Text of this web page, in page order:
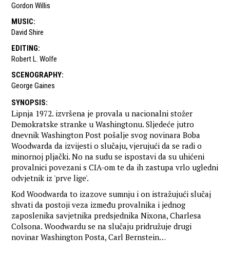
Gordon Willis
MUSIC:
David Shire
EDITING:
Robert L. Wolfe
SCENOGRAPHY:
George Gaines
SYNOPSIS:
Lipnja 1972. izvršena je provala u nacionalni stožer
Demokratske stranke u Washingtonu. Sljedeće jutro
dnevnik Washington Post pošalje svog novinara Boba
Woodwarda da izvijesti o slučaju, vjerujući da se radi o
minornoj pljački. No na sudu se ispostavi da su uhićeni
provalnici povezani s CIA-om te da ih zastupa vrlo ugledni
odvjetnik iz 'prve lige'.
Kod Woodwarda to izazove sumnju i on istražujući slučaj
shvati da postoji veza između provalnika i jednog
zaposlenika savjetnika predsjednika Nixona, Charlesa
Colsona. Woodwardu se na slučaju pridružuje drugi
novinar Washington Posta, Carl Bernstein…